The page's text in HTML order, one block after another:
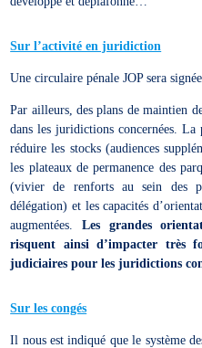
Sur l’activité en juridiction
Une circulaire pénale JOP sera
Par ailleurs, des plans de maintien
dans les juridictions concernées.
réduire les stocks (audiences
les plateaux de permanence des
(vivier de renforts au sein des
délégation) et les capacités
augmentées. Les grandes
risquent ainsi d’impacter très
judiciaires pour les juridictions
Sur les congés
Il nous est indiqué que le système